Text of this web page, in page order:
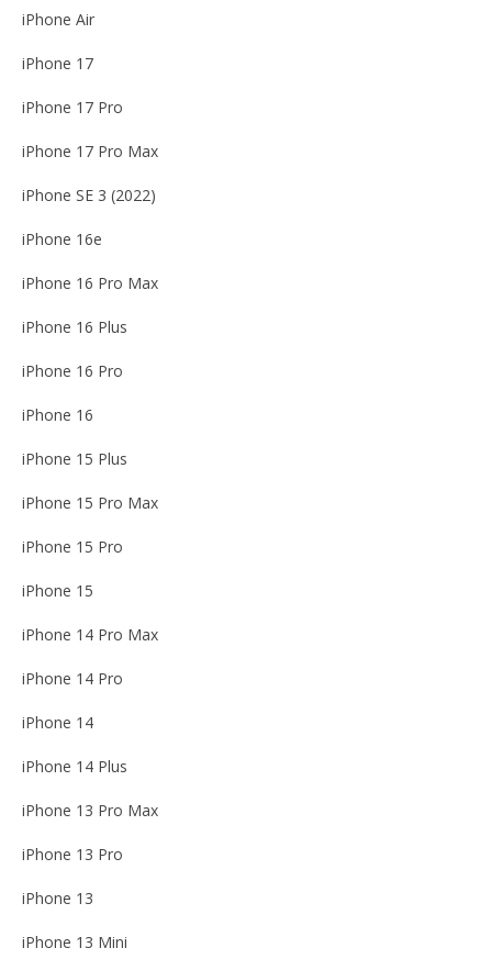
iPhone Air
iPhone 17
iPhone 17 Pro
iPhone 17 Pro Max
iPhone SE 3 (2022)
iPhone 16e
iPhone 16 Pro Max
iPhone 16 Plus
iPhone 16 Pro
iPhone 16
iPhone 15 Plus
iPhone 15 Pro Max
iPhone 15 Pro
iPhone 15
iPhone 14 Pro Max
iPhone 14 Pro
iPhone 14
iPhone 14 Plus
iPhone 13 Pro Max
iPhone 13 Pro
iPhone 13
iPhone 13 Mini